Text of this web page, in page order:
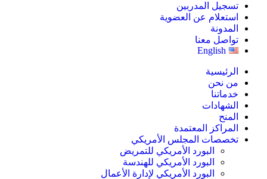
تسجيل المدربين
استعلام عن العضوية
المدونة
تواصل معنا
English
الرئيسية
من نحن
خدماتنا
الشهادات
المنح
المراكز المعتمدة
تخصصات المجلس الأمريكي
البورد الأمريكي للتمريض
البورد الأمريكي للهندسة
البورد الأمريكي لإدارة الأعمال